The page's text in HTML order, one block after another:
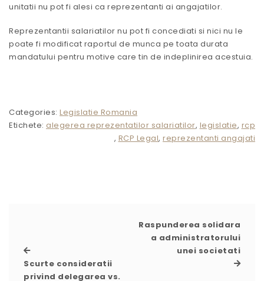
unitatii nu pot fi alesi ca reprezentanti ai angajatilor.
Reprezentantii salariatilor nu pot fi concediati si nici nu le
poate fi modificat raportul de munca pe toata durata
mandatului pentru motive care tin de indeplinirea acestuia.
Categories: Legislatie Romania
Etichete: alegerea reprezentatilor salariatilor, legislatie, rcp
, RCP Legal, reprezentanti angajati
Scurte consideratii
privind delegarea vs.
Raspunderea solidara
a administratorului
unei societati